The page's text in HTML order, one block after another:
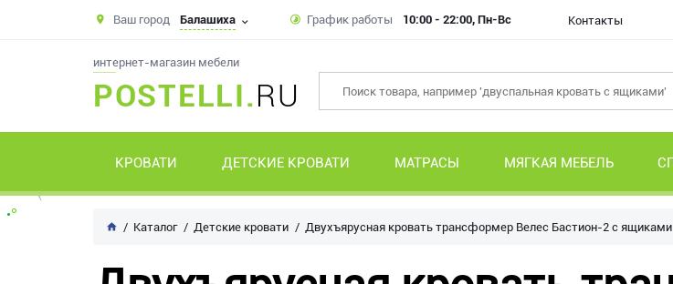
Ваш город Балашиха График работы 10:00 - 22:00, Пн-Вс Контакты
интернет-магазин мебели
POSTELLI.RU
КРОВАТИ ДЕТСКИЕ КРОВАТИ МАТРАСЫ МЯГКАЯ МЕБЕЛЬ
Каталог Детские кровати Двухъярусная кровать трансформер Велес Бастион-2 с ящиками